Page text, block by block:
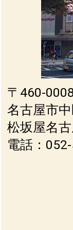
〒460-
名古屋市
松坂屋名
電話：